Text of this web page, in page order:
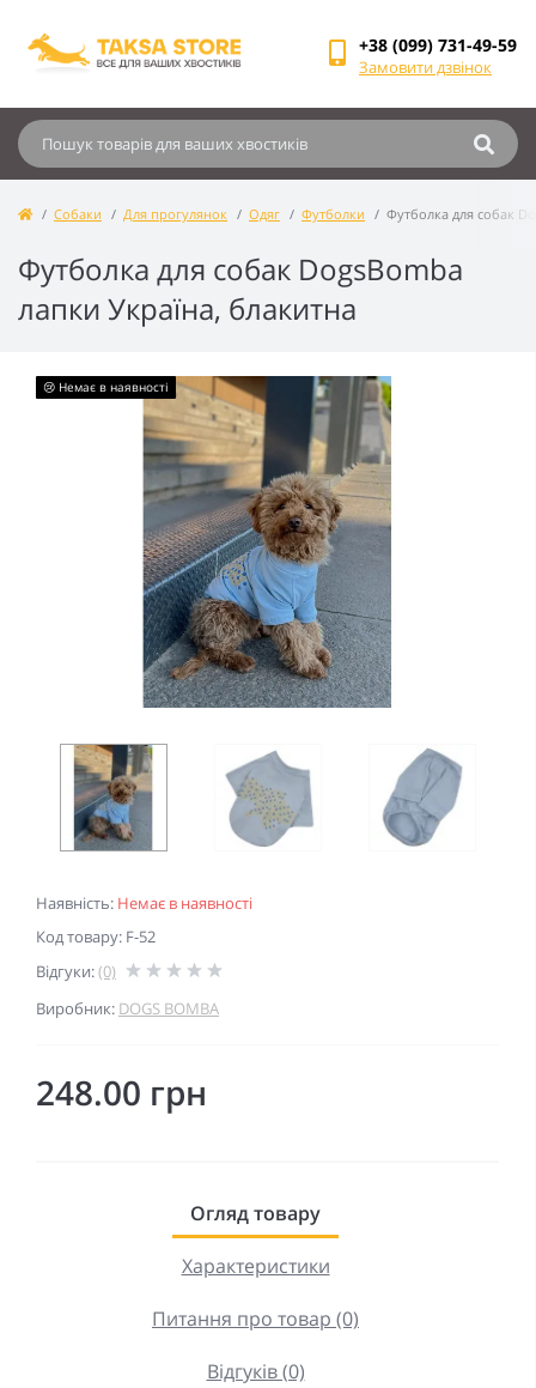
+38 (099) 731-49-59
Замовити дзвінок
Собаки Для прогулянок Одяг Футболки Футболка для собак
Футболка для собак DogsBomba
лапки Україна, блакитна
Наявність: Немає в наявності
Код товару: F-52
Відгуки:(0)
Виробник: DOGS BOMBA
😢 Немає в наявності
248.00 грн
Огляд товару
Характеристики
Питання про товар (0)
Відгуків (0)